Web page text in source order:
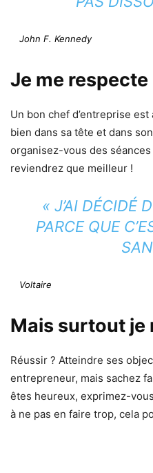
John F. Kennedy
Je me respecte
Un bon chef d’entreprise
bien dans sa tête et dans
organisez-vous des séances
reviendrez que meilleur !
« J’AI DÉCIDÉ
PARCE QUE
Voltaire
Mais surtout je
Réussir ? Atteindre ses
entrepreneur, mais sachez
êtes heureux, exprimez-
à ne pas en faire trop, cela